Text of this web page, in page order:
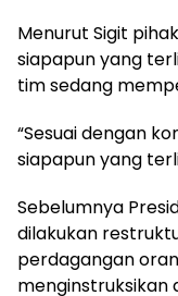
Menurut Sigit
siapapun yang
tim sedang
“Sesuai dengan
siapapun yang
Sebelumnya
dilakukan
perdagangan